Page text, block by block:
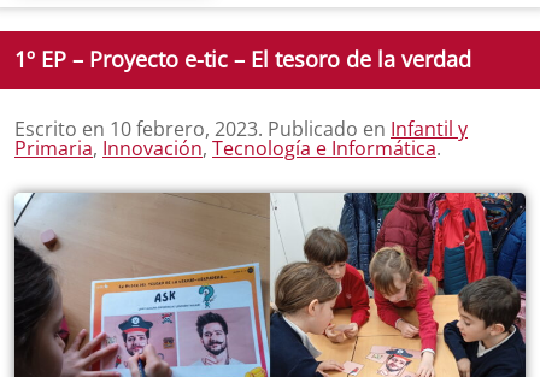
1º EP – Proyecto e-tic – El tesoro de la verdad
Escrito en 10 febrero, 2023. Publicado en Infantil y
Primaria, Innovación, Tecnología e Informática.